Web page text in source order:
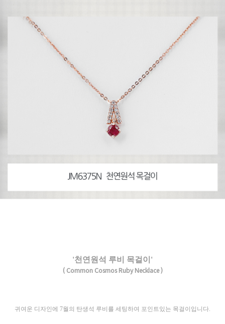
'천연원석 루비 목걸이'
( Common Cosmos Ruby Necklace )
귀여운 디자인에 7월의 탄생석 루비를 세팅하여 포인트있는 목걸이입니다.